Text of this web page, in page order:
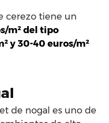
cerezo tiene un
m² del tipo
y 30-40 euros/m²
de nogal es uno de